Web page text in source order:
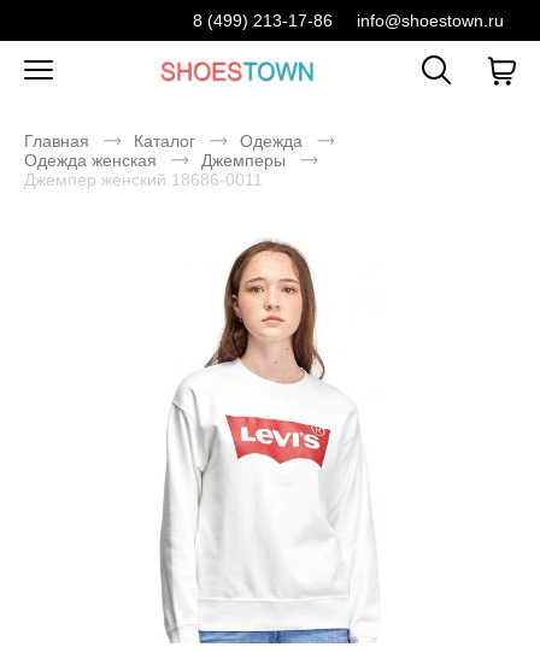
8 (499) 213-17-86 info@shoestown.ru
Главная Каталог
Одежда
Одежда женская
Джемперы
Джемпер женский 18686-0011